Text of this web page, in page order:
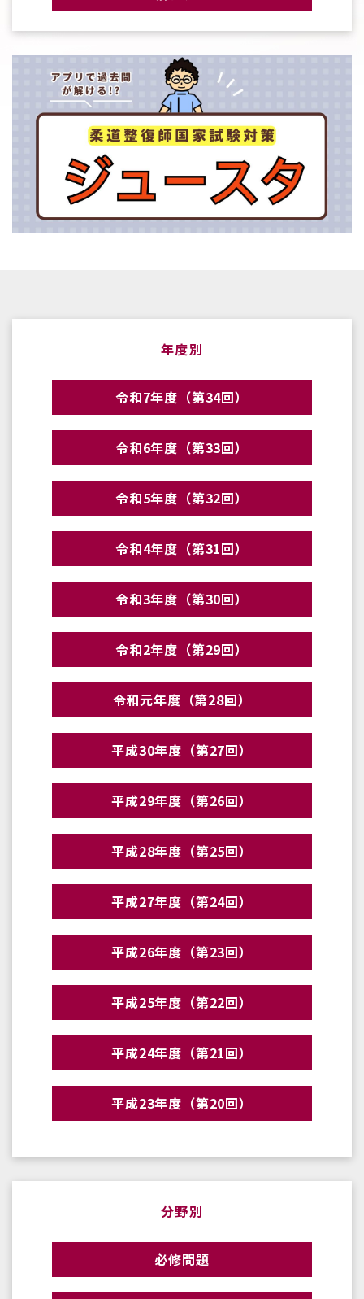
年度別
令和7年度（第34回）
令和6年度（第33回）
令和5年度（第32回）
令和4年度（第31回）
令和3年度（第30回）
令和2年度（第29回）
令和元年度（第28回）
平成30年度（第27回）
平成29年度（第26回）
平成28年度（第25回）
平成27年度（第24回）
平成26年度（第23回）
平成25年度（第22回）
平成24年度（第21回）
平成23年度（第20回）
分野別
必修問題